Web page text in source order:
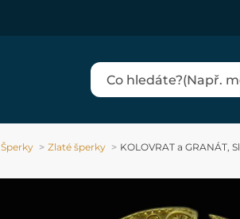
Šperky Zlaté šperky KOLOVRAT a GRANÁT,